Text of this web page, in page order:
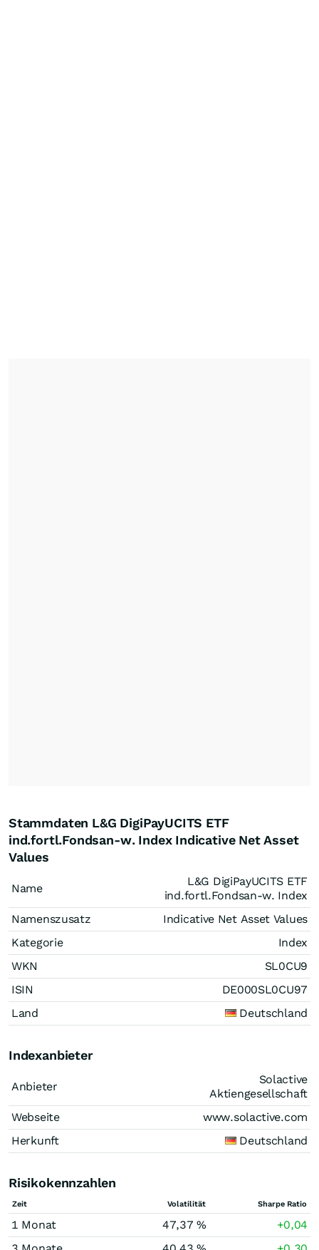
Stammdaten L&G DigiPayUCITS ETF
ind.fortl.Fondsan-w. Index Indicative Net Asset
Values
Name
L&G DigiPayUCITS ETF
ind.fortl.Fondsan-w. Index
Namenszusatz
Indicative Net Asset Values
Kategorie
Index
WKN
SL0CU9
ISIN
DE000SL0CU97
Land
Deutschland
Indexanbieter
Anbieter
Solactive
Aktiengesellschaft
Webseite
www.solactive.com
Herkunft
Deutschland
Risikokennzahlen
Zeit Volatilität Sharpe Ratio
1 Monat 47,37 %
+0,04